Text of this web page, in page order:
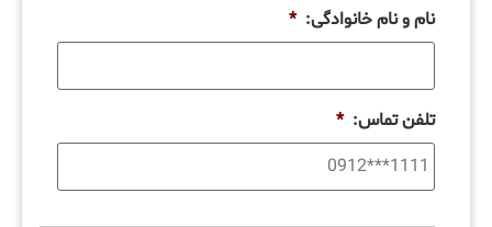
نام و نام خانوادگی: *
تلفن تماس: *